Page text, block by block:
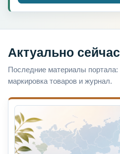
Актуально сейчас
Последние материалы
маркировка товаров и журнал.